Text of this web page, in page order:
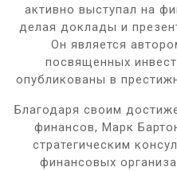
активно выступал на
делая доклады и
Он является
посвященных
опубликованы в
Благодаря своим
финансов, Марк
стратегическим
финансовых